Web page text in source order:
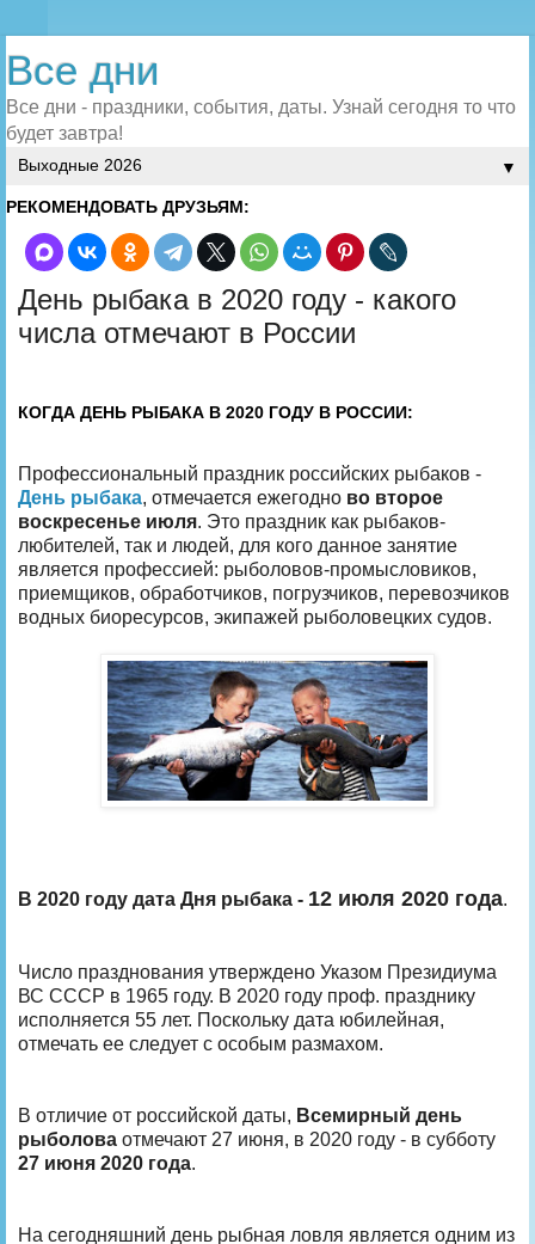
Все дни
Все дни - праздники, события, даты. Узнай сегодня то что
будет завтра!
▼
РЕКОМЕНДОВАТЬ ДРУЗЬЯМ:
День рыбака в 2020 году - какого
числа отмечают в России
КОГДА ДЕНЬ РЫБАКА В 2020 ГОДУ В РОССИИ:
Профессиональный праздник российских рыбаков -
День рыбака, отмечается ежегодно во второе
воскресенье июля. Это праздник как рыбаков-
любителей, так и людей, для кого данное занятие
является профессией: рыболовов-промысловиков,
приемщиков, обработчиков, погрузчиков, перевозчиков
водных биоресурсов, экипажей рыболовецких судов.
В 2020 году дата Дня рыбака - 12 июля 2020 года.
Число празднования утверждено Указом Президиума
ВС СССР в 1965 году. В 2020 году проф. празднику
исполняется 55 лет. Поскольку дата юбилейная,
отмечать ее следует с особым размахом.
В отличие от российской даты, Всемирный день
рыболова отмечают 27 июня, в 2020 году - в субботу
27 июня 2020 года.
На сегодняшний день рыбная ловля является одним из